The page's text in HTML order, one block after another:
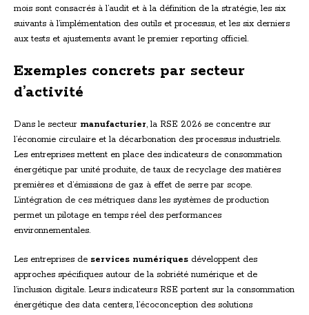
mois sont consacrés à l’audit et à la définition de la stratégie, les six
suivants à l’implémentation des outils et processus, et les six derniers
aux tests et ajustements avant le premier reporting officiel.
Exemples concrets par secteur
d’activité
Dans le secteur manufacturier, la RSE 2026 se concentre sur
l’économie circulaire et la décarbonation des processus industriels.
Les entreprises mettent en place des indicateurs de consommation
énergétique par unité produite, de taux de recyclage des matières
premières et d’émissions de gaz à effet de serre par scope.
L’intégration de ces métriques dans les systèmes de production
permet un pilotage en temps réel des performances
environnementales.
Les entreprises de services numériques développent des
approches spécifiques autour de la sobriété numérique et de
l’inclusion digitale. Leurs indicateurs RSE portent sur la consommation
énergétique des data centers, l’écoconception des solutions